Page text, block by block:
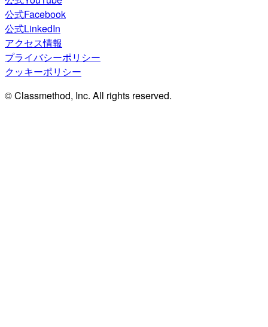
公式Facebook
公式LinkedIn
アクセス情報
プライバシーポリシー
クッキーポリシー
© Classmethod, Inc. All rights reserved.